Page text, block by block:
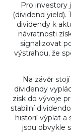
Pro investory
(dividend yield).
dividendy k
návratnosti
signalizovat
výstrahou, že
Na závěr
dividendy
zisk do vývoje
stabilní
historií výplat a
jsou obvykle